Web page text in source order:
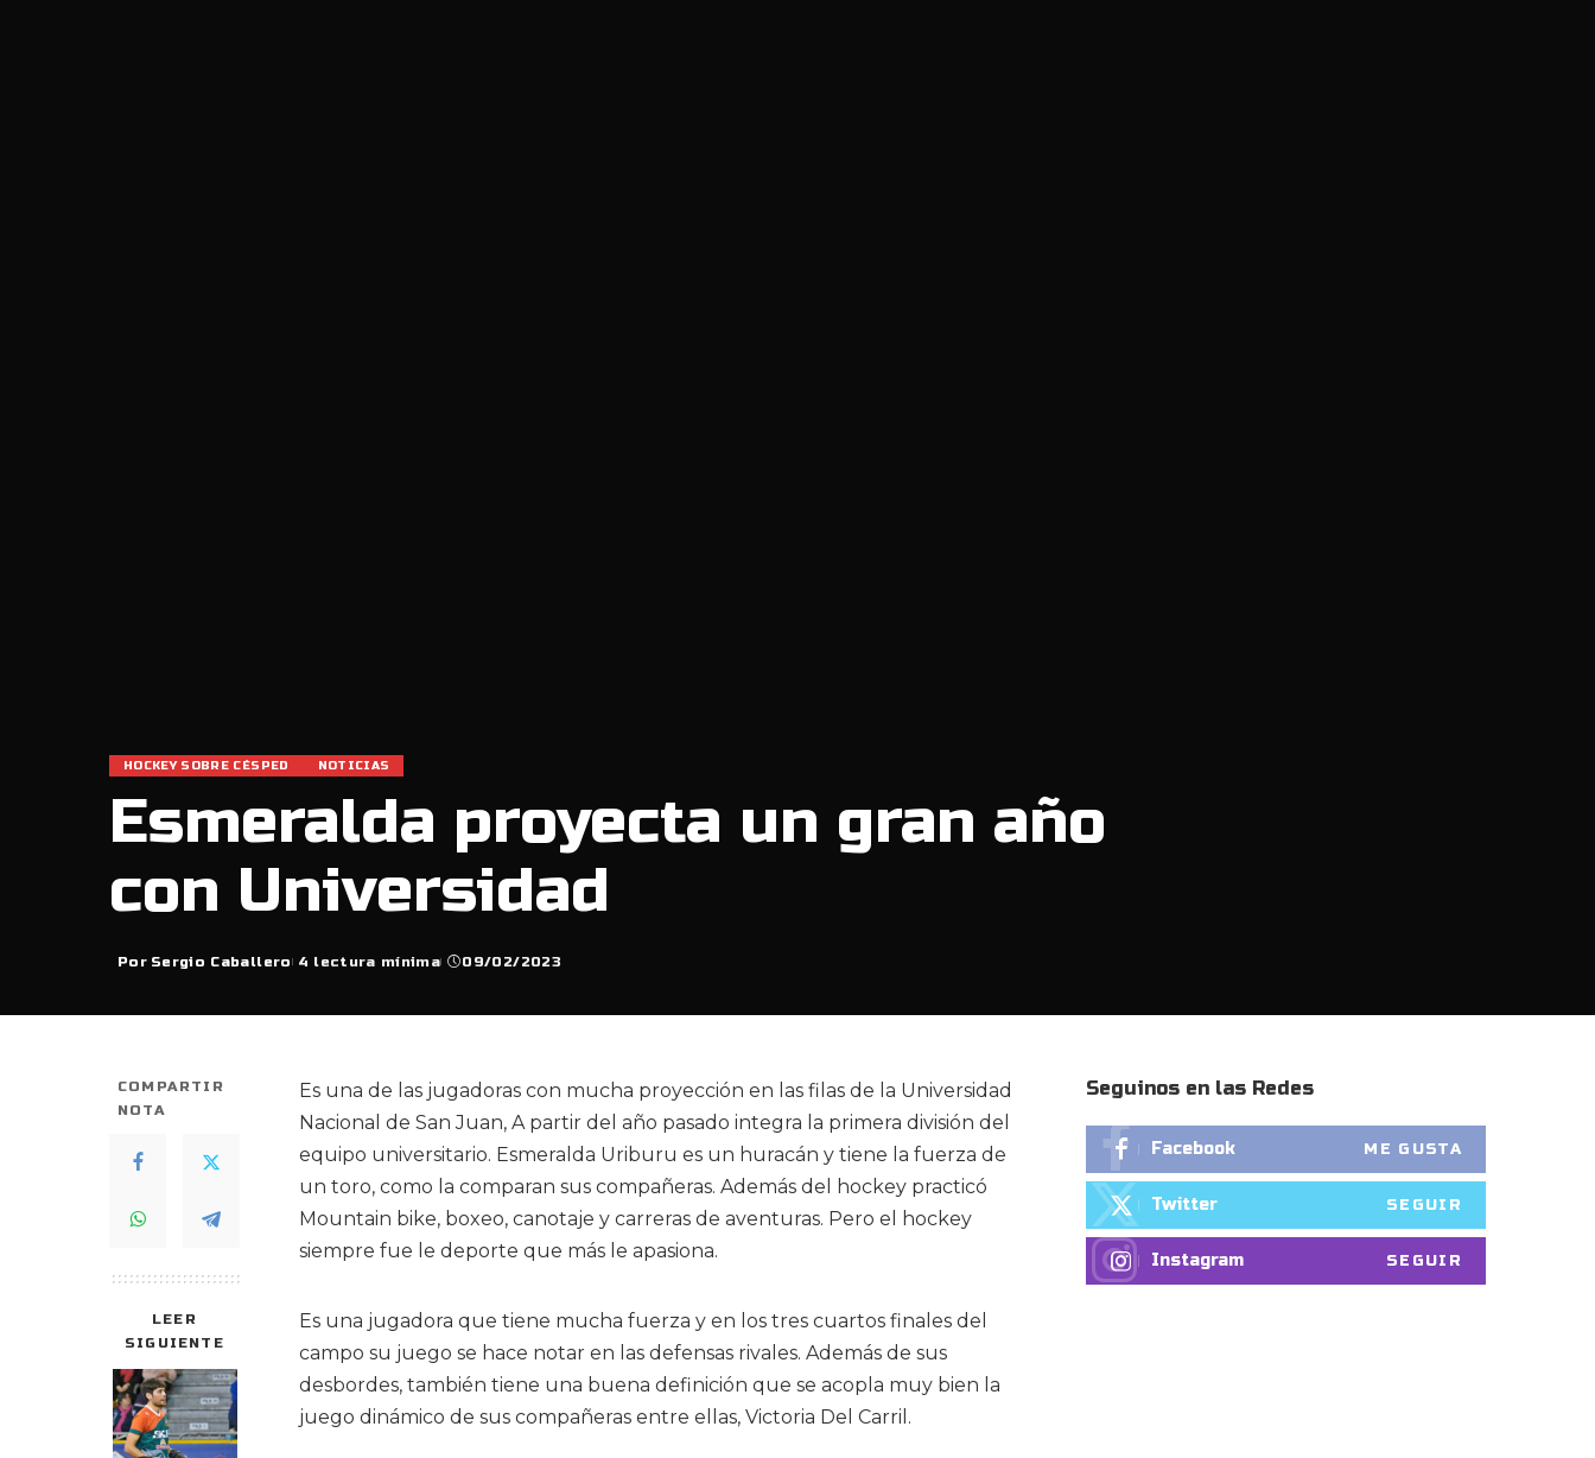
HOCKEY SOBRE CÉSPED NOTICIAS
Esmeralda proyecta un gran año
con Universidad
Posted
Por Sergio Caballero 4 lectura mínima 09/02/2023
COMPARTIR
NOTA
LEER
SIGUIENTE
Es una de las jugadoras con mucha proyección en las filas de la Universidad
Nacional de San Juan, A partir del año pasado integra la primera división del
equipo universitario. Esmeralda Uriburu es un huracán y tiene la fuerza de
un toro, como la comparan sus compañeras. Además del hockey practicó
Mountain bike, boxeo, canotaje y carreras de aventuras. Pero el hockey
siempre fue le deporte que más le apasiona.
Es una jugadora que tiene mucha fuerza y en los tres cuartos finales del
campo su juego se hace notar en las defensas rivales. Además de sus
desbordes, también tiene una buena definición que se acopla muy bien la
juego dinámico de sus compañeras entre ellas, Victoria Del Carril.
Seguinos en las Redes
Facebook ME GUSTA
Twitter SEGUIR
Instagram SEGUIR